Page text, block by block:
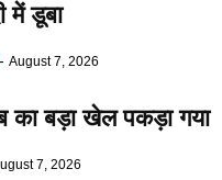
में डूबा
- August 7, 2026
बड़ा खेल पकड़ा गया
7, 2026